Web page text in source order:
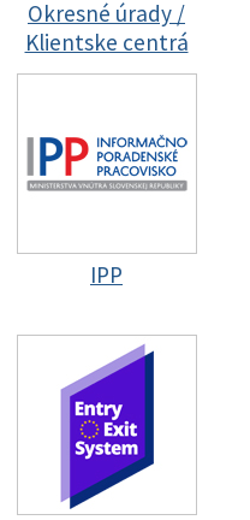
Okresné úrady /
Klientske centrá
IPP